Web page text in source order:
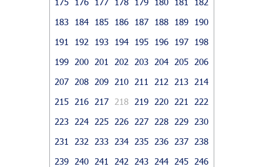
183
184 185 186 187 188 189
190
191
192 193 194 195 196 197
198
199
200 201 202 203 204 205
206
207
208 209 210 211 212 213
214
215
216 217 218 219 220 221
222
223
224 225 226 227 228 229
230
231
232 233 234 235 236 237
238
239
240 241 242 243 244 245
246